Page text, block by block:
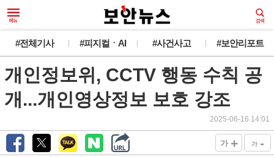
#전체기사 #피지컬ㆍAI #사건사고 #보안리포트
개인정보위, CCTV 행동 수칙 공
개...개인영상정보 보호 강조
2025-06-16 14:01
가 + 가 -